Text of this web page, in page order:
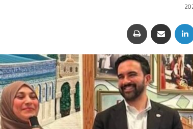
لينكدإن مشاركة عبر البريد